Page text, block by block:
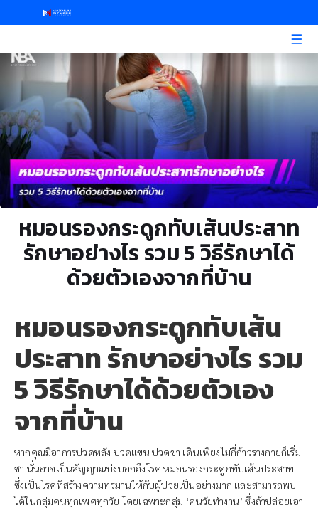
หมอนรองกระดูกทับเส้นประสาท
รักษาอย่างไร รวม 5 วิธีรักษาได้
ด้วยตัวเองจากที่บ้าน
หมอนรองกระดูกทับเส้น
ประสาท รักษาอย่างไร รวม
5 วิธีรักษาได้ด้วยตัวเอง
จากที่บ้าน
หากคุณมีอาการปวดหลัง ปวดแขน ปวดขา เดินเพียงไม่กี่ก้าวร่างกายก็เริ่ม
ชา นั่นอาจเป็นสัญญาณบ่งบอกถึงโรค หมอนรองกระดูกทับเส้นประสาท
ซึ่งเป็นโรคที่สร้างความทรมานให้กับผู้ป่วยเป็นอย่างมาก และสามารถพบ
ได้ในกลุ่มคนทุกเพศทุกวัย โดยเฉพาะกลุ่ม ‘คนวัยทำงาน’ ซึ่งถ้าปล่อยเอา